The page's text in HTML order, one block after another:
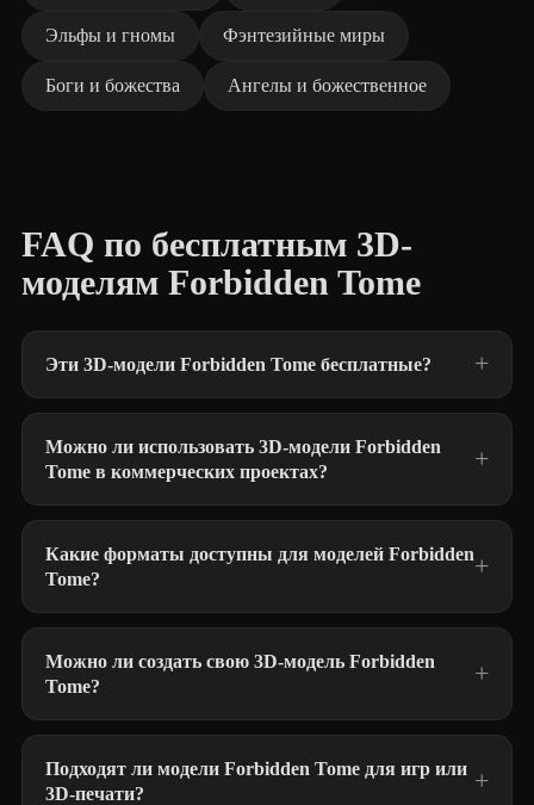
Эльфы и гномы Фэнтезийные миры
Боги и божества Ангелы и божественное
FAQ по бесплатным 3D-
моделям Forbidden Tome
Эти 3D-модели Forbidden Tome бесплатные?
Можно ли использовать 3D-модели Forbidden
Tome в коммерческих проектах?
Какие форматы доступны для моделей Forbidden
Tome?
Можно ли создать свою 3D-модель Forbidden
Tome?
Подходят ли модели Forbidden Tome для игр или
3D-печати?